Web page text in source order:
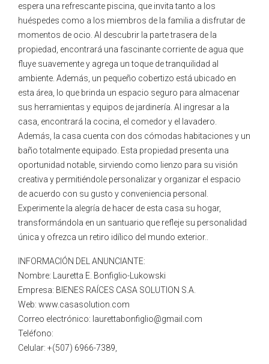
espera una refrescante piscina, que invita tanto a los
huéspedes como a los miembros de la familia a disfrutar de
momentos de ocio. Al descubrir la parte trasera de la
propiedad, encontrará una fascinante corriente de agua que
fluye suavemente y agrega un toque de tranquilidad al
ambiente. Además, un pequeño cobertizo está ubicado en
esta área, lo que brinda un espacio seguro para almacenar
sus herramientas y equipos de jardinería. Al ingresar a la
casa, encontrará la cocina, el comedor y el lavadero.
Además, la casa cuenta con dos cómodas habitaciones y un
baño totalmente equipado. Esta propiedad presenta una
oportunidad notable, sirviendo como lienzo para su visión
creativa y permitiéndole personalizar y organizar el espacio
de acuerdo con su gusto y conveniencia personal.
Experimente la alegría de hacer de esta casa su hogar,
transformándola en un santuario que refleje su personalidad
única y ofrezca un retiro idílico del mundo exterior..
INFORMACIÓN DEL ANUNCIANTE:
Nombre: Lauretta E. Bonfiglio-Lukowski
Empresa: BIENES RAÍCES CASA SOLUTION S.A.
Web: www.casasolution.com
Correo electrónico: laurettabonfiglio@gmail.com
Teléfono:
Celular: +(507) 6966-7389,